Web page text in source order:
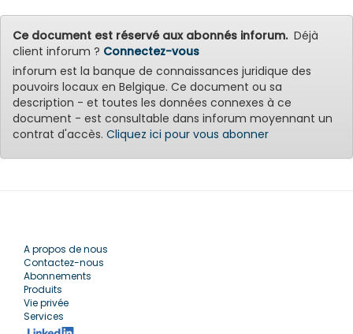
Ce document est réservé aux abonnés inforum.Déjà
client inforum ? Connectez-vous
inforum est la banque de connaissances juridique des
pouvoirs locaux en Belgique. Ce document ou sa
description - et toutes les données connexes à ce
document - est consultable dans inforum moyennant un
contrat d'accès. Cliquez ici pour vous abonner
A propos de nous
Contactez-nous
Abonnements
Produits
Vie privée
Services